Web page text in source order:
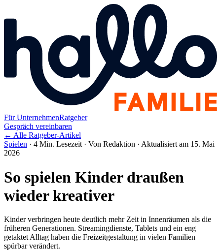
Für UnternehmenRatgeber
Gespräch vereinbaren
← Alle Ratgeber-Artikel
Spielen · 4 Min. Lesezeit · Von Redaktion · Aktualisiert am 15. Mai
2026
So spielen Kinder draußen
wieder kreativer
Kinder verbringen heute deutlich mehr Zeit in Innenräumen als die
früheren Generationen. Streamingdienste, Tablets und ein eng
getaktet Alltag haben die Freizeitgestaltung in vielen Familien
spürbar verändert.